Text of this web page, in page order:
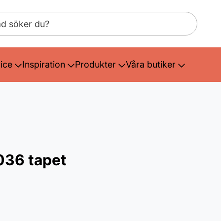
Inspiration Produkter Våra butiker
tapet